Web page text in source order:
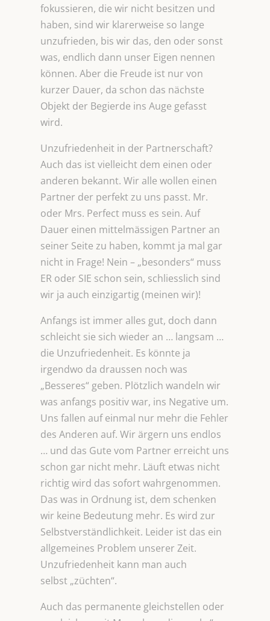
fokussieren, die wir nicht besitzen und
haben, sind wir klarerweise so lange
unzufrieden, bis wir das, den oder sonst
was, endlich dann unser Eigen nennen
können. Aber die Freude ist nur von
kurzer Dauer, da schon das nächste
Objekt der Begierde ins Auge gefasst
wird.
Unzufriedenheit in der Partnerschaft?
Auch das ist vielleicht dem einen oder
anderen bekannt. Wir alle wollen einen
Partner der perfekt zu uns passt. Mr.
oder Mrs. Perfect muss es sein. Auf
Dauer einen mittelmässigen Partner an
seiner Seite zu haben, kommt ja mal gar
nicht in Frage! Nein – „besonders“ muss
ER oder SIE schon sein, schliesslich sind
wir ja auch einzigartig (meinen wir)!
Anfangs ist immer alles gut, doch dann
schleicht sie sich wieder an … langsam …
die Unzufriedenheit. Es könnte ja
irgendwo da draussen noch was
„Besseres“ geben. Plötzlich wandeln wir
was anfangs positiv war, ins Negative um.
Uns fallen auf einmal nur mehr die Fehler
des Anderen auf. Wir ärgern uns endlos
… und das Gute vom Partner erreicht uns
schon gar nicht mehr. Läuft etwas nicht
richtig wird das sofort wahrgenommen.
Das was in Ordnung ist, dem schenken
wir keine Bedeutung mehr. Es wird zur
Selbstverständlichkeit. Leider ist das ein
allgemeines Problem unserer Zeit.
Unzufriedenheit kann man auch
selbst „züchten“.
Auch das permanente gleichstellen oder